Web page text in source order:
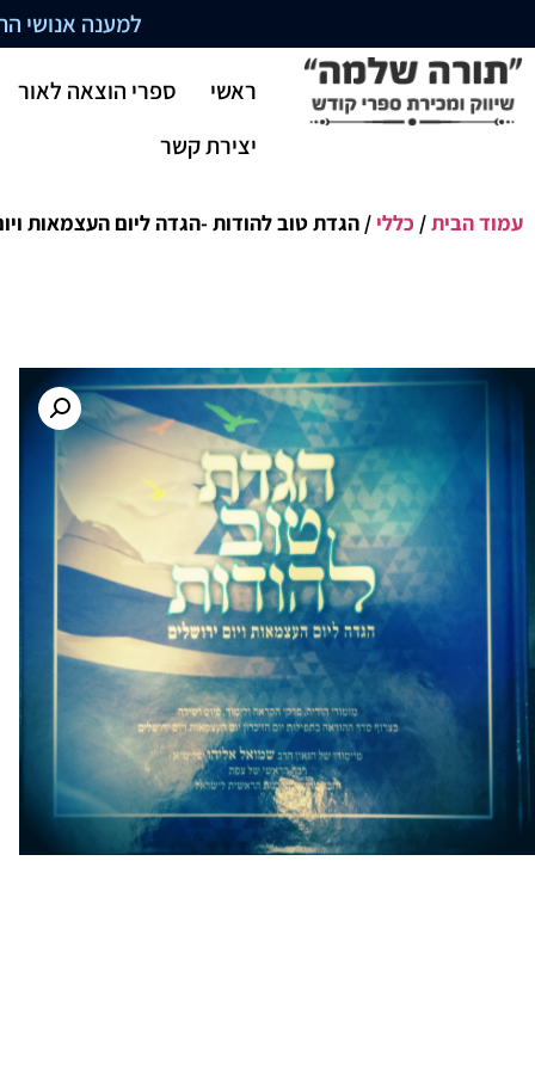
למענה אנושי התקשרו
ראשי
ספרי הוצאה לאור
יצירת קשר
עמוד הבית/ כללי / הגדת טוב להודות -הגדה ליום העצמאות